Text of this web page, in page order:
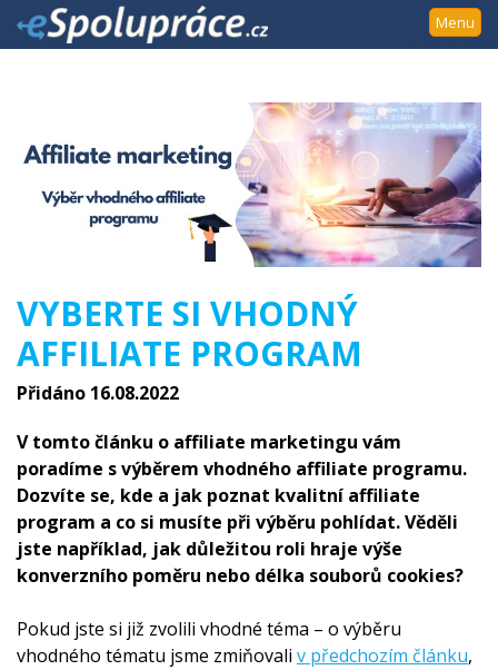
Přejít
k
obsah
Přejít
k
postrannímu
zkratky
Menu
VYBERTE SI VHODNÝ
AFFILIATE PROGRAM
Přidáno 16.08.2022
V tomto článku o affiliate marketingu vám
poradíme s výběrem vhodného affiliate programu.
Dozvíte se, kde a jak poznat kvalitní affiliate
program a co si musíte při výběru pohlídat. Věděli
jste například, jak důležitou roli hraje výše
konverzního poměru nebo délka souborů cookies?
Pokud jste si již zvolili vhodné téma – o výběru
vhodného tématu jsme zmiňovali v předchozím článku,